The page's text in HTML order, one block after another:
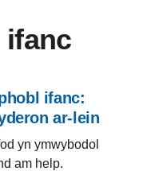
ifanc
ifanc:
ar-lein
yn ymwybodol
am help.